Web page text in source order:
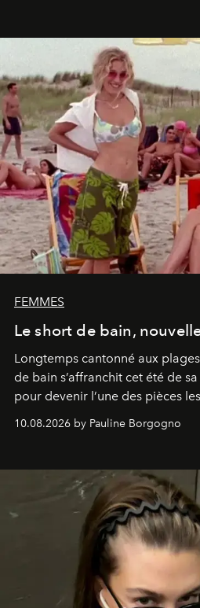
FEMMES
Le short de bain,
Longtemps cantonné aux
de bain s’affranchit cet été de
pour devenir l’une des pièces
10.08.2026 by Pauline Borgogno